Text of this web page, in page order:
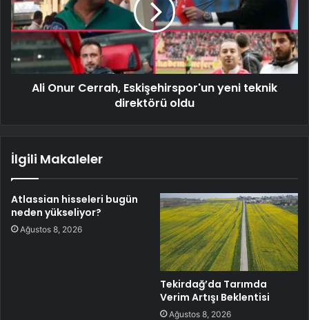
Ali Onur Cerrah, Eskişehirspor'un yeni teknik
direktörü oldu
İlgili Makaleler
Atlassian hisseleri bugün
neden yükseliyor?
Ağustos 8, 2026
Tekirdağ’da Tarımda
Verim Artışı Beklentisi
Ağustos 8, 2026